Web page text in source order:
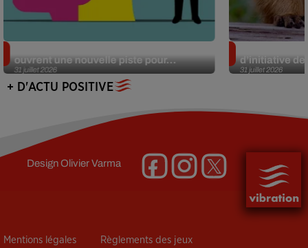
31 juillet 2026
ouvrent une nouvelle piste pour...
31 juillet 2026
d’initiative
+ D'ACTU POSITIVE
DesignOlivier Varma
Mentions légales Règlements des jeux